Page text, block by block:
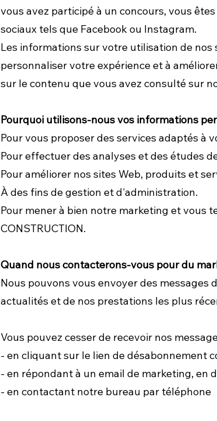
vous avez participé à un concours, vous
sociaux tels que Facebook ou Instagram.
Les informations sur votre utilisation de nos
personnaliser votre expérience et à
sur le contenu que vous avez consulté sur
Pourquoi utilisons-nous vos informations
Pour vous proposer des services adaptés à
Pour effectuer des analyses et des études
Pour améliorer nos sites Web, produits et
À des fins de gestion et d'administration.
Pour mener à bien notre marketing et vous
CONSTRUCTION.
Quand nous contacterons-vous pour du
Nous pouvons vous envoyer des
actualités et de nos prestations les plus
Vous pouvez cesser de recevoir nos
- en cliquant sur le lien de désabonnement
- en répondant à un email de marketing, en
- en contactant notre bureau par téléphone